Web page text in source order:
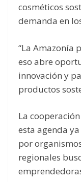
cosméticos
demanda en
“La Amazonía
eso abre
innovación y
productos
La
esta agenda
por
regionales